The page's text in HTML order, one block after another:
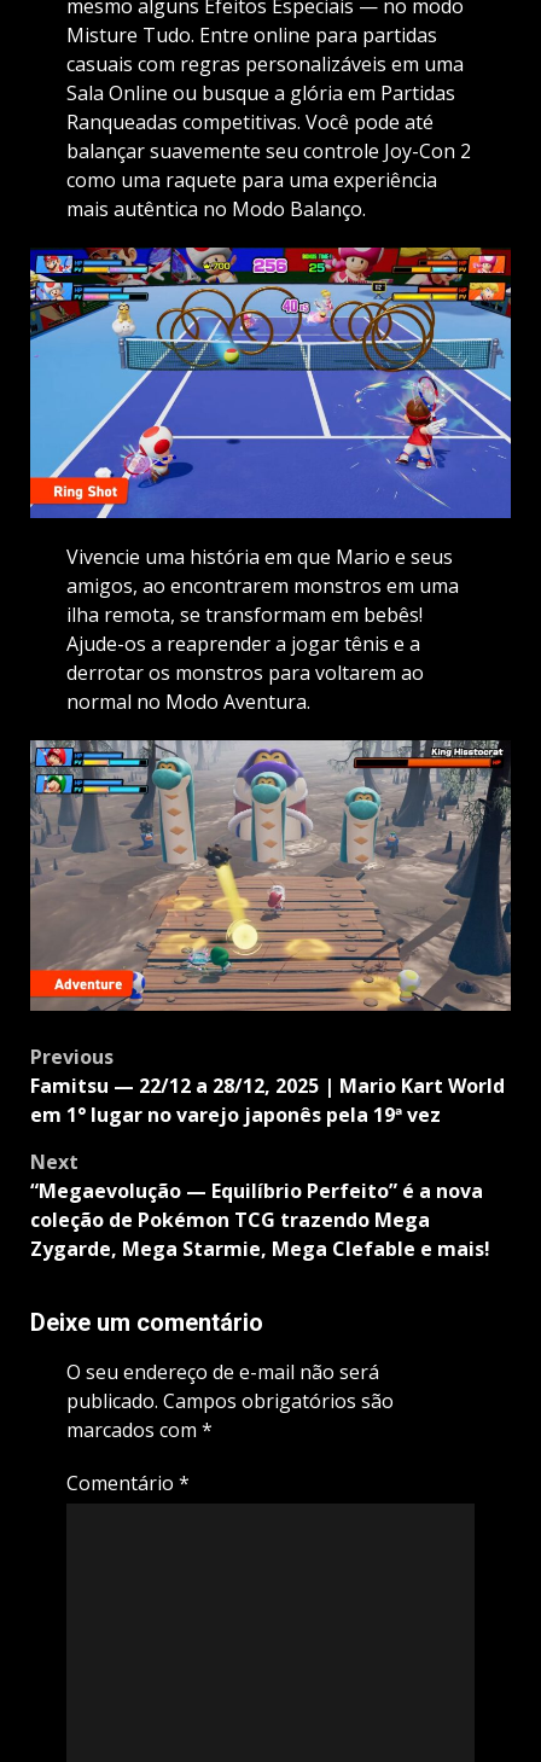
mesmo alguns Efeitos Especiais — no modo
Misture Tudo. Entre online para partidas
casuais com regras personalizáveis ​​em uma
Sala Online ou busque a glória em Partidas
Ranqueadas competitivas. Você pode até
balançar suavemente seu controle Joy-Con 2
como uma raquete para uma experiência
mais autêntica no Modo Balanço.
Vivencie uma história em que Mario e seus
amigos, ao encontrarem monstros em uma
ilha remota, se transformam em bebês!
Ajude-os a reaprender a jogar tênis e a
derrotar os monstros para voltarem ao
normal no Modo Aventura.
Post
navigation
Previous
Famitsu — 22/12 a 28/12, 2025 | Mario Kart World
em 1° lugar no varejo japonês pela 19ª vez
Next
“Megaevolução — Equilíbrio Perfeito” é a nova
coleção de Pokémon TCG trazendo Mega
Zygarde, Mega Starmie, Mega Clefable e mais!
Deixe um comentário
O seu endereço de e-mail não será
publicado. Campos obrigatórios são
marcados com *
Comentário *